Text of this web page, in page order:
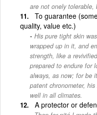
are not onely tolerable,
To guarantee
quality, value etc.)
His pure tight skin
wrapped up in it, and
strength, like a
prepared to endure for
always, as now; for be
patent chronometer,
well in all climates.
A protector or